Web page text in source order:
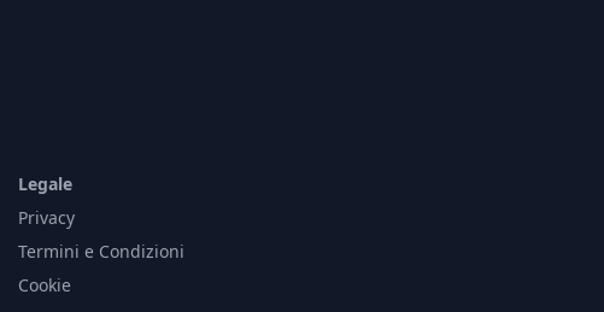
Legale
Privacy
Termini e Condizioni
Cookie